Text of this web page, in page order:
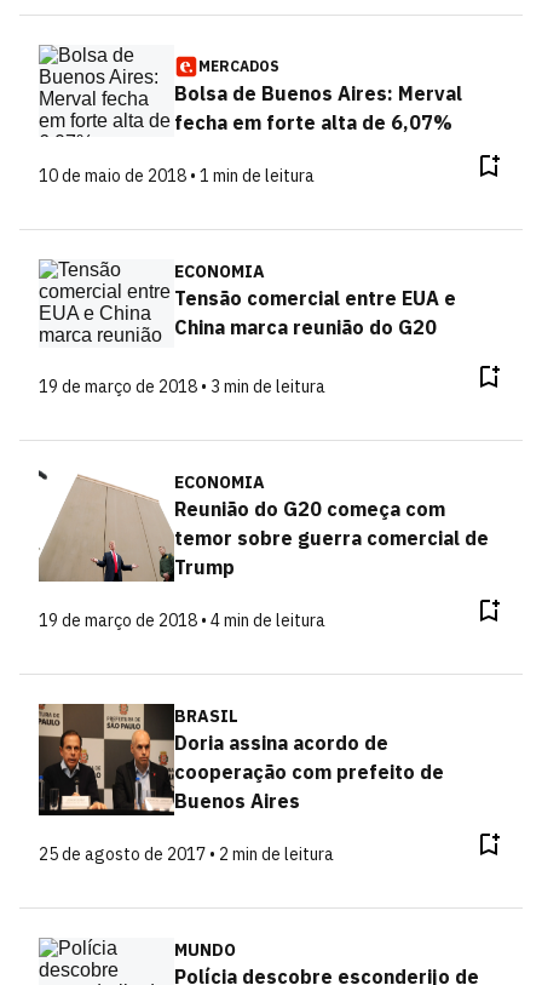
MERCADOS
Bolsa de Buenos Aires: Merval
fecha em forte alta de 6,07%
10 de maio de 2018 • 1 min de leitura
ECONOMIA
Tensão comercial entre EUA e
China marca reunião do G20
19 de março de 2018 • 3 min de leitura
ECONOMIA
Reunião do G20 começa com
temor sobre guerra comercial de
Trump
19 de março de 2018 • 4 min de leitura
BRASIL
Doria assina acordo de
cooperação com prefeito de
Buenos Aires
25 de agosto de 2017 • 2 min de leitura
MUNDO
Polícia descobre esconderijo de